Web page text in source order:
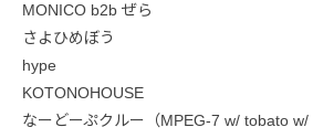
MONICO b2b ぜら
さよひめぼう
hype
KOTONOHOUSE
なーどーぷクルー（MPEG-7 w/ tobato w/